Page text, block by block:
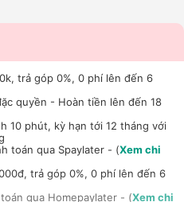
trả góp 0%, 0 phí lên đến 6
quyền - Hoàn tiền lên đến 18
10 phút, kỳ hạn tới 12 tháng với
toán qua Spaylater - (Xem chi
trả góp 0%, 0 phí lên đến 6
qua Homepaylater - (Xem chi